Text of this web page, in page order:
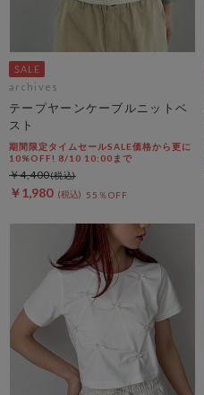
archives
テープヤーンケーブルニットベ
スト
期間限定タイムセールSALE価格から更に
10%OFF! 8/10 10:00まで
￥1,980 55％OFF
￥4,400